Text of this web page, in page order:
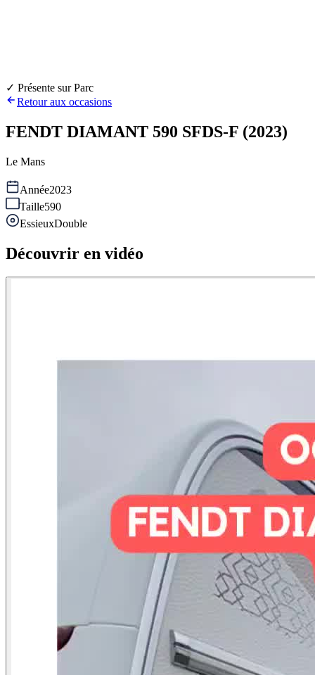
✓ Présente sur Parc
Retour aux occasions
FENDT DIAMANT 590 SFDS-F (2023)
Le Mans
Année2023
Taille590
EssieuxDouble
Découvrir en vidéo